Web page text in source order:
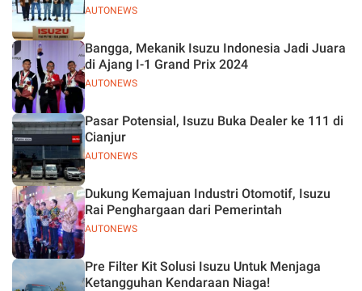
AUTONEWS
AUTONEWS
Bangga, Mekanik Isuzu Indonesia Jadi Juara
di Ajang I-1 Grand Prix 2024
AUTONEWS
Pasar Potensial, Isuzu Buka Dealer ke 111 di
Cianjur
AUTONEWS
Dukung Kemajuan Industri Otomotif, Isuzu
Rai Penghargaan dari Pemerintah
Pre Filter Kit Solusi Isuzu Untuk Menjaga
Ketangguhan Kendaraan Niaga!